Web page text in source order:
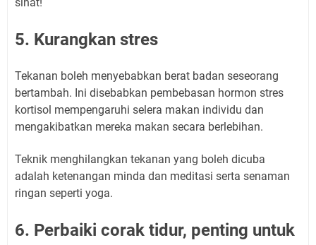
sihat!
5. Kurangkan stres
Tekanan boleh menyebabkan berat badan seseorang
bertambah. Ini disebabkan pembebasan hormon stres
kortisol mempengaruhi selera makan individu dan
mengakibatkan mereka makan secara berlebihan.
Teknik menghilangkan tekanan yang boleh dicuba
adalah ketenangan minda dan meditasi serta senaman
ringan seperti yoga.
6. Perbaiki corak tidur, penting untuk